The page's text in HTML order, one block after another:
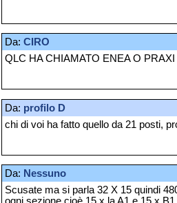
Da: CIRO
QLC HA CHIAMATO ENEA O
Da: profilo D
chi di voi ha fatto quello da 21 posti,
Da: Nessuno
Scusate ma si parla 32 X 15 quindi